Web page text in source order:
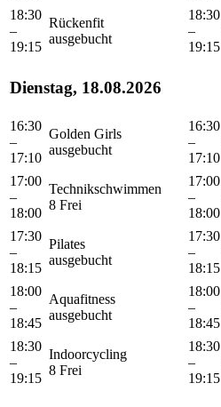
18:30
–
19:15
Rückenfit
ausgebucht
18:30
–
19:15
Dienstag, 18.08.2026
16:30
–
17:10
Golden Girls
ausgebucht
16:30
–
17:10
17:00
–
18:00
Technikschwimmen
8 Frei
17:00
–
18:00
17:30
–
18:15
Pilates
ausgebucht
17:30
–
18:15
18:00
–
18:45
Aquafitness
ausgebucht
18:00
–
18:45
18:30
–
19:15
Indoorcycling
8 Frei
18:30
–
19:15